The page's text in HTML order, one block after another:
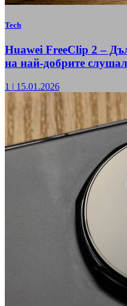
Tech
Huawei FreeClip 2 –
на най-добрите
1 | 15.01.2026